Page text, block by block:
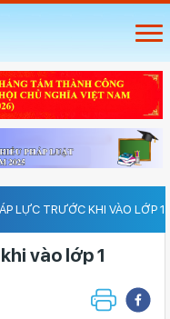
LỰC TRƯỚC KHI VÀO LỚP 1
vào lớp 1